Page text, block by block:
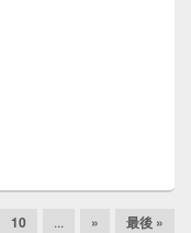
10 ... » 最後 »